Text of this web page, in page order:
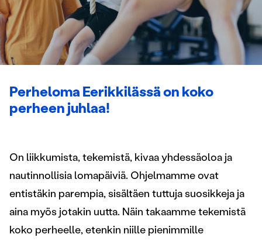
Perheloma Eerikkilässä on koko
perheen juhlaa!
On liikkumista, tekemistä, kivaa yhdessäoloa ja
nautinnollisia lomapäiviä. Ohjelmamme ovat
entistäkin parempia, sisältäen tuttuja suosikkeja ja
aina myös jotakin uutta. Näin takaamme tekemistä
koko perheelle, etenkin niille pienimmille